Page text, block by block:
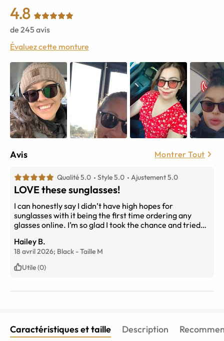
4.8
de 245 avis
Évaluez cette monture
Avis Montrer Tout
Qualité 5.0 Style 5.0 Ajustement 5.0
LOVE these sunglasses!
I can honestly say I didn’t have high hopes for
sunglasses with it being the first time ordering any
glasses online. I’m so glad I took the chance and tried
them both. They look and fit great!
Hailey B.
18 avril 2026; Black -Taille M
Utile (0)
Caractéristiques et taille Description